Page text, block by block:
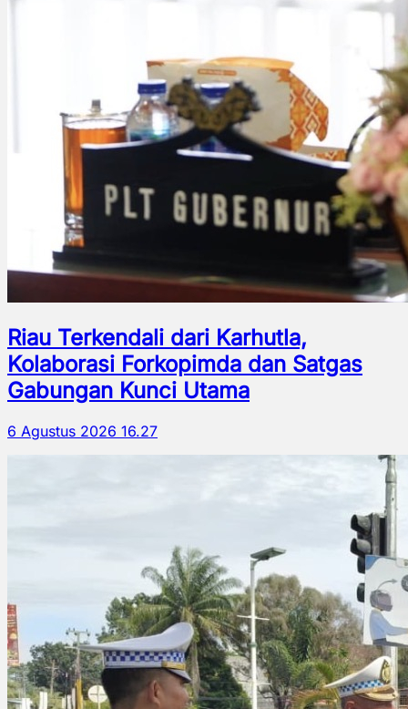
Riau Terkendali dari Karhutla,
Kolaborasi Forkopimda dan Satgas
Gabungan Kunci Utama
6 Agustus 2026 16.27